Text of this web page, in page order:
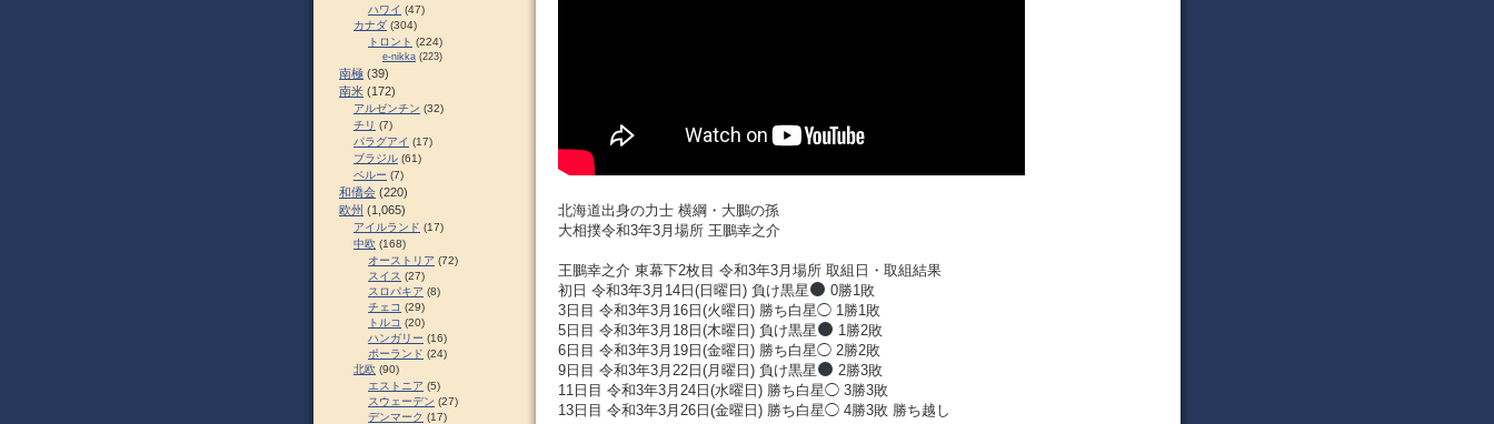
北海道出身の力士 横綱・大鵬の孫
大相撲令和3年3月場所 王鵬幸之介
王鵬幸之介 東幕下2枚目 令和3年3月場所 取組日・取組結果
初日 令和3年3月14日(日曜日) 負け黒星
0勝1敗
3日目 令和3年3月16日(火曜日) 勝ち白星◯ 1勝1敗
5日目 令和3年3月18日(木曜日) 負け黒星
1勝2敗
6日目 令和3年3月19日(金曜日) 勝ち白星◯ 2勝2敗
9日目 令和3年3月22日(月曜日) 負け黒星
2勝3敗
11日目 令和3年3月24日(水曜日) 勝ち白星◯ 3勝3敗
13日目 令和3年3月26日(金曜日) 勝ち白星◯ 4勝3敗 勝ち越し
ハワイ (47)
カナダ (304)
トロント (224)
e-nikka (223)
南極 (39)
南米 (172)
アルゼンチン (32)
チリ (7)
パラグアイ (17)
ブラジル (61)
ペルー (7)
和僑会 (220)
欧州 (1,065)
アイルランド (17)
中欧 (168)
オーストリア (72)
スイス (27)
スロパキア (8)
チェコ (29)
トルコ (20)
ハンガリー (16)
ポーランド (24)
北欧 (90)
エストニア (5)
スウェーデン (27)
デンマーク (17)